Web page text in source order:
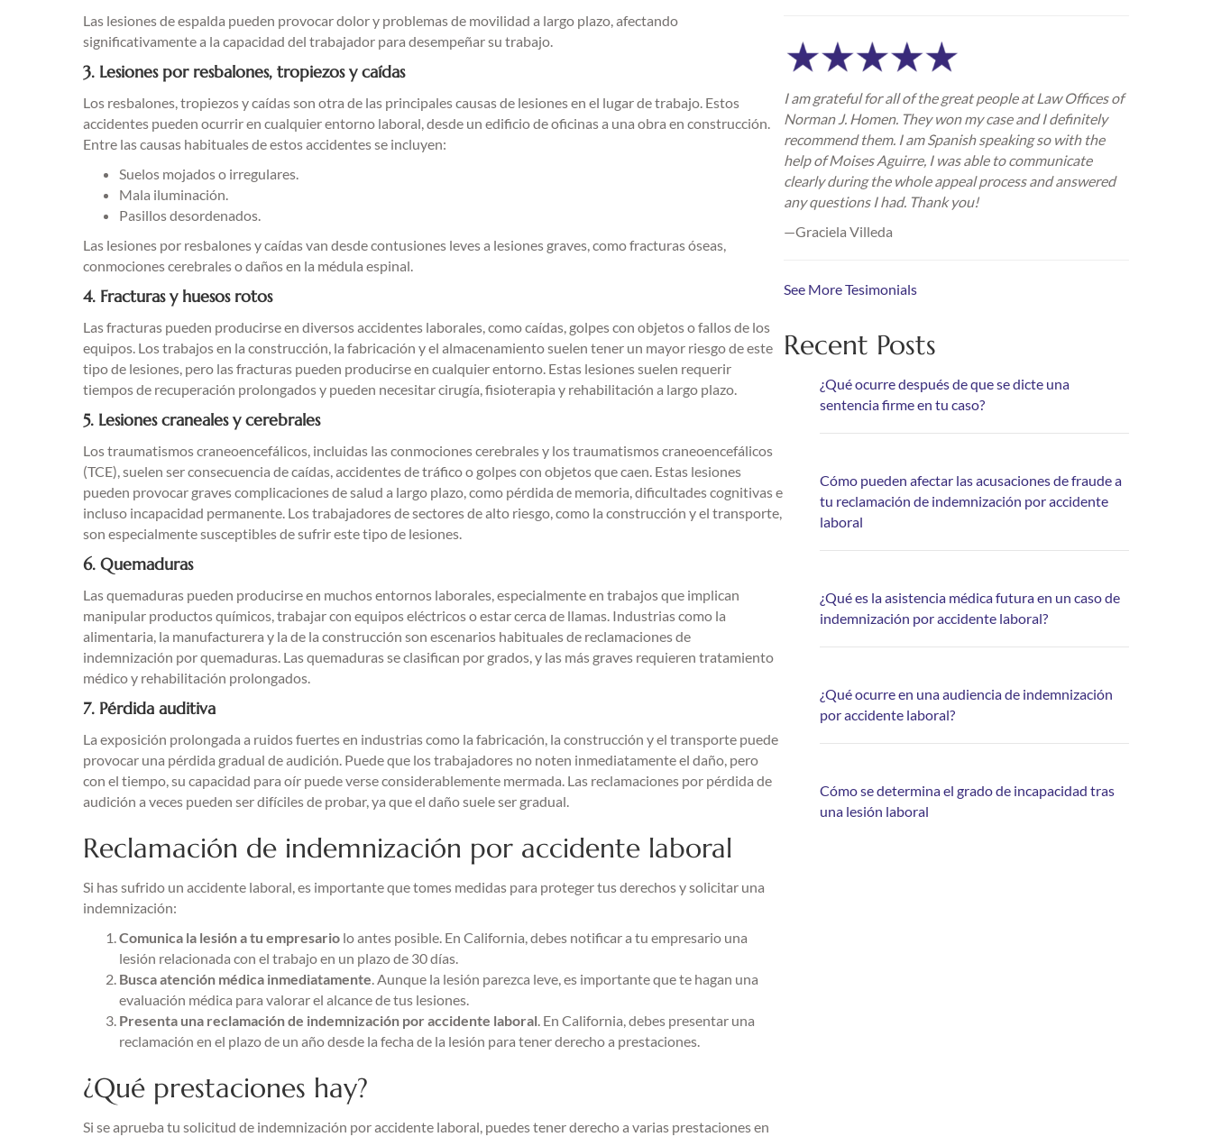
Las lesiones de espalda pueden provocar dolor y problemas de movilidad a largo plazo, afectando
significativamente a la capacidad del trabajador para desempeñar su trabajo.
3. Lesiones por resbalones, tropiezos y caídas
Los resbalones, tropiezos y caídas son otra de las principales causas de lesiones en el lugar de trabajo. Estos
accidentes pueden ocurrir en cualquier entorno laboral, desde un edificio de oficinas a una obra en construcción.
Entre las causas habituales de estos accidentes se incluyen:
Suelos mojados o irregulares.
Mala iluminación.
Pasillos desordenados.
Las lesiones por resbalones y caídas van desde contusiones leves a lesiones graves, como fracturas óseas,
conmociones cerebrales o daños en la médula espinal.
4. Fracturas y huesos rotos
Las fracturas pueden producirse en diversos accidentes laborales, como caídas, golpes con objetos o fallos de los
equipos. Los trabajos en la construcción, la fabricación y el almacenamiento suelen tener un mayor riesgo de este
tipo de lesiones, pero las fracturas pueden producirse en cualquier entorno. Estas lesiones suelen requerir
tiempos de recuperación prolongados y pueden necesitar cirugía, fisioterapia y rehabilitación a largo plazo.
5. Lesiones craneales y cerebrales
Los traumatismos craneoencefálicos, incluidas las conmociones cerebrales y los traumatismos craneoencefálicos
(TCE), suelen ser consecuencia de caídas, accidentes de tráfico o golpes con objetos que caen. Estas lesiones
pueden provocar graves complicaciones de salud a largo plazo, como pérdida de memoria, dificultades cognitivas e
incluso incapacidad permanente. Los trabajadores de sectores de alto riesgo, como la construcción y el transporte,
son especialmente susceptibles de sufrir este tipo de lesiones.
6. Quemaduras
Las quemaduras pueden producirse en muchos entornos laborales, especialmente en trabajos que implican
manipular productos químicos, trabajar con equipos eléctricos o estar cerca de llamas. Industrias como la
alimentaria, la manufacturera y la de la construcción son escenarios habituales de reclamaciones de
indemnización por quemaduras. Las quemaduras se clasifican por grados, y las más graves requieren tratamiento
médico y rehabilitación prolongados.
7. Pérdida auditiva
La exposición prolongada a ruidos fuertes en industrias como la fabricación, la construcción y el transporte puede
provocar una pérdida gradual de audición. Puede que los trabajadores no noten inmediatamente el daño, pero
con el tiempo, su capacidad para oír puede verse considerablemente mermada. Las reclamaciones por pérdida de
audición a veces pueden ser difíciles de probar, ya que el daño suele ser gradual.
Reclamación de indemnización por accidente laboral
Si has sufrido un accidente laboral, es importante que tomes medidas para proteger tus derechos y solicitar una
indemnización:
Comunica la lesión a tu empresario lo antes posible. En California, debes notificar a tu empresario una
lesión relacionada con el trabajo en un plazo de 30 días.
Busca atención médica inmediatamente. Aunque la lesión parezca leve, es importante que te hagan una
evaluación médica para valorar el alcance de tus lesiones.
Presenta una reclamación de indemnización por accidente laboral. En California, debes presentar una
reclamación en el plazo de un año desde la fecha de la lesión para tener derecho a prestaciones.
¿Qué prestaciones hay?
Si se aprueba tu solicitud de indemnización por accidente laboral, puedes tener derecho a varias prestaciones en
I am grateful for all of the great people at Law Offices of
Norman J. Homen. They won my case and I definitely
recommend them. I am Spanish speaking so with the
help of Moises Aguirre, I was able to communicate
clearly during the whole appeal process and answered
any questions I had. Thank you!
—Graciela Villeda
See More Tesimonials
Recent Posts
¿Qué ocurre después de que se dicte una
sentencia firme en tu caso?
Cómo pueden afectar las acusaciones de fraude a
tu reclamación de indemnización por accidente
laboral
¿Qué es la asistencia médica futura en un caso de
indemnización por accidente laboral?
¿Qué ocurre en una audiencia de indemnización
por accidente laboral?
Cómo se determina el grado de incapacidad tras
una lesión laboral